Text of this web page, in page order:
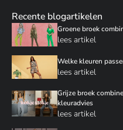
Recente blogartikelen
Groene broek
lees artikel
Welke kleuren
lees artikel
Grijze broek
kleuradvies
lees artikel